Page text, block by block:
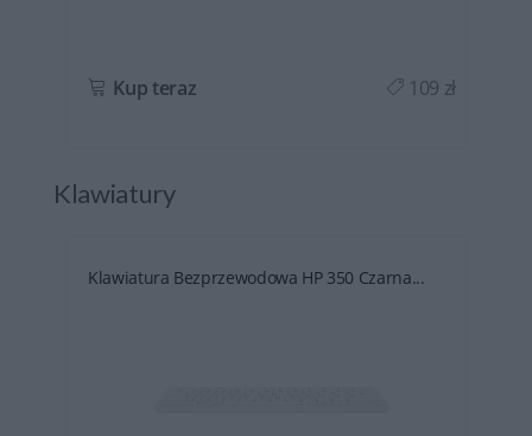
Kup teraz 109 zł
Klawiatury
Klawiatura Bezprzewodowa HP 350 Czarna...